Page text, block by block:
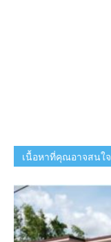
เนื้อหาที่คุณอาจสนใจ